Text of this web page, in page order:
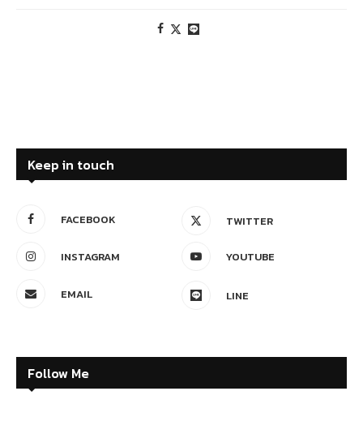
Keep in touch
FACEBOOK TWITTER
INSTAGRAM YOUTUBE
EMAIL LINE
Follow Me